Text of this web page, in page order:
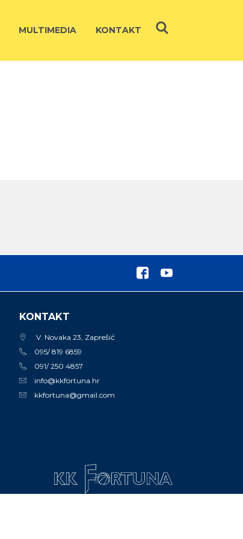
MULTIMEDIA KONTAKT
KONTAKT
V. Novaka 23, Zaprešić
095/ 819 6859
091/ 250 4857
info@kkfortuna.hr
kkfortuna@gmail.com